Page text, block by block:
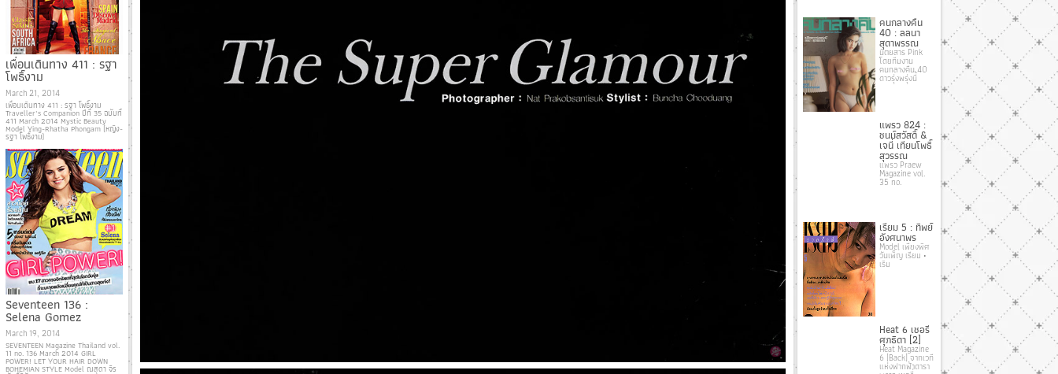
เพื่อนเดินทาง 411 : รฐา
โพธิ์งาม
March 21, 2014
เพื่อนเดินทาง 411 : รฐา โพธิ์งาม
Traveller’s Companion ปีที่ 35 ฉบับที่
411 March 2014 Mystic Beauty
Model Ying-Rhatha Phongam (หญิง-
รฐา โพธิ์งาม)
Seventeen 136 :
Selena Gomez
March 19, 2014
SEVENTEEN Magazine Thailand vol.
11 no. 136 March 2014 GIRL
POWER! LET YOUR HAIR DOWN
BOHEMIAN STYLE Model ณสุดา จิร
คนกลางคืน
40 : ลลนา
สุดาพรรณ
นิตยสาร Pink
โดยทีมงาน
คนกลางคืน 40
ดาวรุ่งพรุ่งนี้
แพรว 824 :
ชนม์สวัสดิ์ &
เจนี่ เทียนโพธิ์
สุวรรณ
แพรว Praew
Magazine vol.
35 no.
เรียม 5 : ทิพย์
อังศนาพร
Model เพียงพิศ
วันเพ็ญ เรียม •
เริม
Heat 6 เชอรี่
ศุภธิดา [2]
Heat Magazine
6 [Back] จากเวที
แห่งฟากฟ้าดารา